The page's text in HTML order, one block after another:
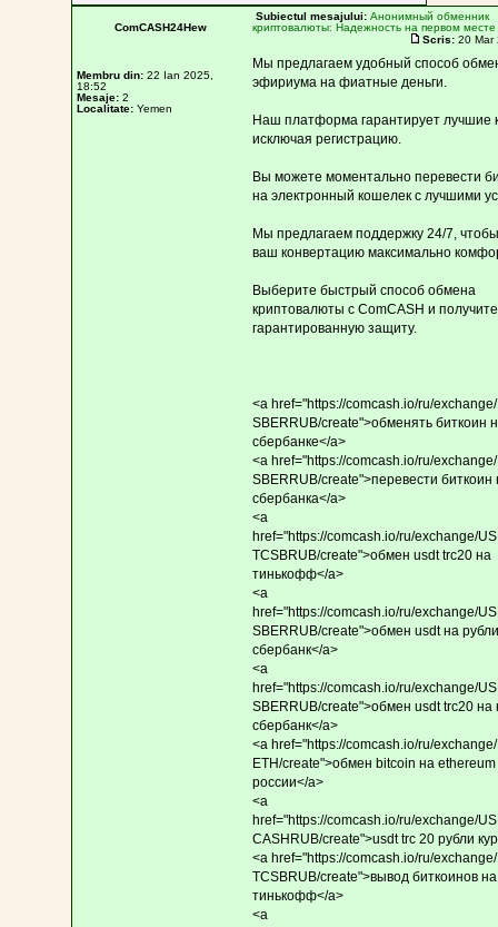
ComCASH24Hew
Subiectul mesajului: Анонимный обменник
криптовалюты: Надежность на первом месте
Scris: 20 Mar
Membru din: 22 Ian 2025,
18:52
Mesaje: 2
Localitate: Yemen
Мы предлагаем удобный способ
эфириума на фиатные деньги.
Наш платформа гарантирует лучшие
исключая регистрацию.
Вы можете моментально перевести
на электронный кошелек с лучшими
Мы предлагаем поддержку 24/7,
ваш конвертацию максимально
Выберите быстрый способ обмена
криптовалюты с ComCASH и получите
гарантированную защиту.
<a href="https://comcash.io/ru/
SBERRUB/create">обменять биткоин
сбербанке</a>
<a href="https://comcash.io/ru/
SBERRUB/create">перевести биткоин
сбербанка</a>
<a
href="https://comcash.io/ru/exchange/
TCSBRUB/create">обмен usdt trc20 на
тинькофф</a>
<a
href="https://comcash.io/ru/exchange/
SBERRUB/create">обмен usdt на рубли
сбербанк</a>
<a
href="https://comcash.io/ru/exchange/
SBERRUB/create">обмен usdt trc20 на
сбербанк</a>
<a href="https://comcash.io/ru/
ETH/create">обмен bitcoin на ethereum
россии</a>
<a
href="https://comcash.io/ru/exchange/
CASHRUB/create">usdt trc 20 рубли
<a href="https://comcash.io/ru/
TCSBRUB/create">вывод биткоинов на
тинькофф</a>
<a